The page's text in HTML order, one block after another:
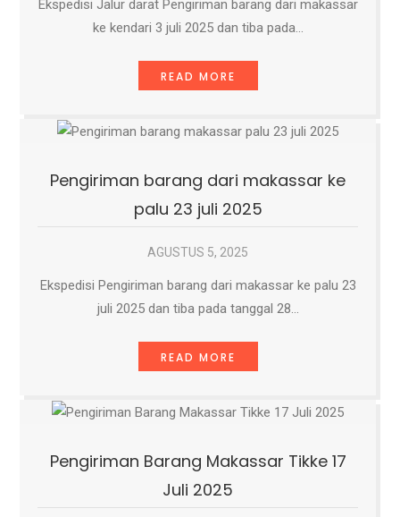
Ekspedisi Jalur darat Pengiriman barang dari makassar
ke kendari 3 juli 2025 dan tiba pada…
READ MORE
Pengiriman barang dari makassar ke
palu 23 juli 2025
AGUSTUS 5, 2025
Ekspedisi Pengiriman barang dari makassar ke palu 23
juli 2025 dan tiba pada tanggal 28…
READ MORE
Pengiriman Barang Makassar Tikke 17
Juli 2025